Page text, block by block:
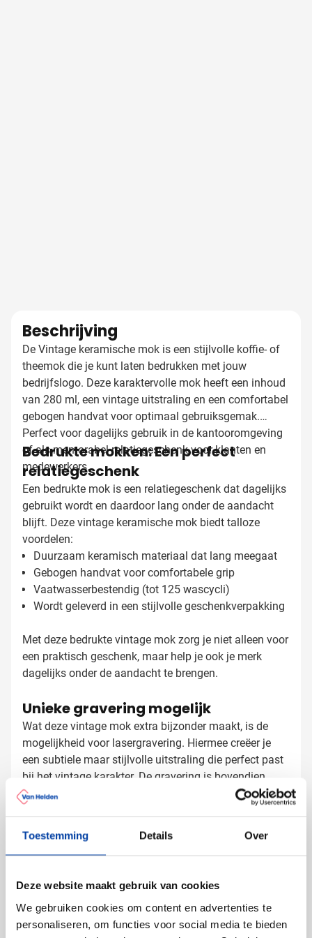
Toestemming Details Over
Deze website maakt gebruik van cookies
We gebruiken cookies om content en advertenties te
personaliseren, om functies voor social media te bieden
Beschrijving
De Vintage keramische mok is een stijlvolle koffie- of
theemok die je kunt laten bedrukken met jouw
bedrijfslogo. Deze karaktervolle mok heeft een inhoud
van 280 ml, een vintage uitstraling en een comfortabel
gebogen handvat voor optimaal gebruiksgemak.
Perfect voor dagelijks gebruik in de kantooromgeving
of als memorabel relatiegeschenk voor klanten en
medewerkers.
Bedrukte mokken: Een perfect
relatiegeschenk
Een bedrukte mok is een relatiegeschenk dat dagelijks
gebruikt wordt en daardoor lang onder de aandacht
blijft. Deze vintage keramische mok biedt talloze
voordelen:
Duurzaam keramisch materiaal dat lang meegaat
Gebogen handvat voor comfortabele grip
Vaatwasserbestendig (tot 125 wascycli)
Wordt geleverd in een stijlvolle geschenkverpakking
Met deze bedrukte vintage mok zorg je niet alleen voor
een praktisch geschenk, maar help je ook je merk
dagelijks onder de aandacht te brengen.
Unieke gravering mogelijk
Wat deze vintage mok extra bijzonder maakt, is de
mogelijkheid voor lasergravering. Hiermee creëer je
een subtiele maar stijlvolle uitstraling die perfect past
bij het vintage karakter. De gravering is bovendien
slijtvast en blijft zelfs na intensief gebruik mooi
zichtbaar. Perfect voor bedrijven die kwaliteit en
Mokken bedrukken met logo
Bij Van Helden Relatiegeschenken bedrukken we jouw
Met je bedrijfslogo in één of meerdere kleuren
Met lasergravering voor een exclusieve uitstraling